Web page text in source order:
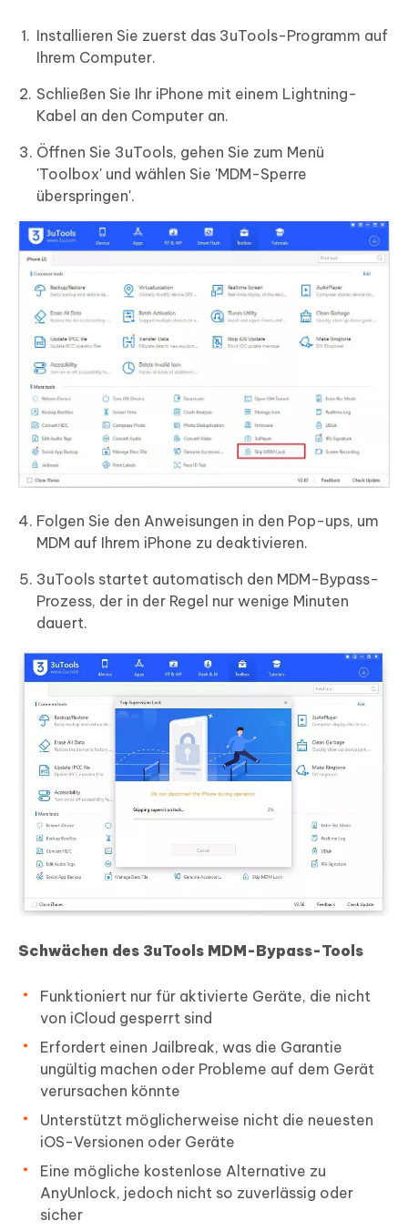
Installieren Sie zuerst das 3uTools-Programm auf
Ihrem Computer.
Schließen Sie Ihr iPhone mit einem Lightning-
Kabel an den Computer an.
Öffnen Sie 3uTools, gehen Sie zum Menü
'Toolbox' und wählen Sie 'MDM-Sperre
überspringen'.
Folgen Sie den Anweisungen in den Pop-ups, um
MDM auf Ihrem iPhone zu deaktivieren.
3uTools startet automatisch den MDM-Bypass-
Prozess, der in der Regel nur wenige Minuten
dauert.
Schwächen des 3uTools MDM-Bypass-Tools
Funktioniert nur für aktivierte Geräte, die nicht
von iCloud gesperrt sind
Erfordert einen Jailbreak, was die Garantie
ungültig machen oder Probleme auf dem Gerät
verursachen könnte
Unterstützt möglicherweise nicht die neuesten
iOS-Versionen oder Geräte
Eine mögliche kostenlose Alternative zu
AnyUnlock, jedoch nicht so zuverlässig oder
sicher